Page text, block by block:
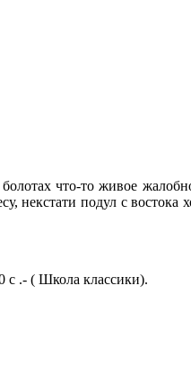
что-то живое
некстати подул с
.- ( Школа классики).